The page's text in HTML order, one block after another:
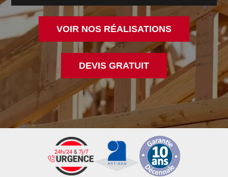
VOIR NOS RÉALISATIONS
DEVIS GRATUIT